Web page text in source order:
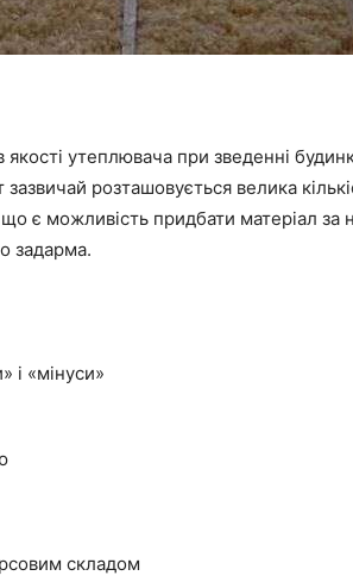
утеплювача при зведенні
розташовується велика
є можливість придбати матеріал за
задарма.
і «мінуси»
складом